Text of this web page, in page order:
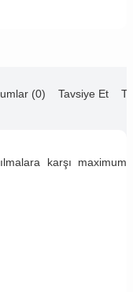
(0) Tavsiye Et
karşı maximum